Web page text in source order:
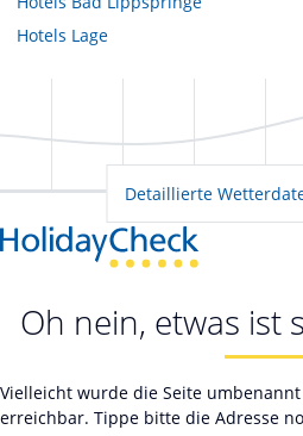
Hotels Lage
Detaillierte
Oh nein, etwas ist
Vielleicht wurde die Seite
erreichbar. Tippe bitte die Adresse